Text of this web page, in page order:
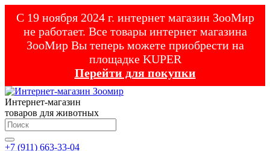
С 19 ноября 2024 г. интернет магазин ЗооМир
не работает. Все товары интернет магазина
ЗооМир Вы теперь можете приобрести на
площадке KUPER
Перейти для покупки
Интернет-магазин
товаров для животных
+7 (911) 663-33-04